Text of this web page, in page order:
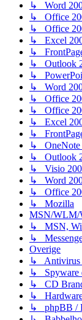
↳ Word
↳ Office
↳ Office
↳ Excel
↳
↳ Outlook
↳
↳ Word
↳ Office
↳ Office
↳ Excel
↳
↳ OneNote
↳ Outlook
↳ Visio
↳ Word
↳ Office
↳ Mozilla
MSN/WLM/
↳ MSN,
↳
Overige
↳ Antivirus
↳ Spyware
↳ CD
↳ Hardware
↳ phpBB /